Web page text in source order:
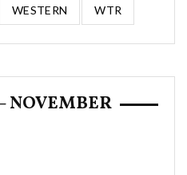
WESTERN WTR
NOVEMBER